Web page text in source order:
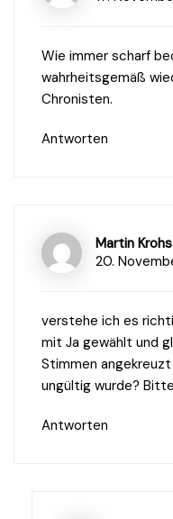
Wie immer scharf
wahrheitsgemäß
Chronisten.
Antworten
Martin Krohs
20.
verstehe ich es
mit Ja gewählt und
Stimmen
ungültig wurde?
Antworten